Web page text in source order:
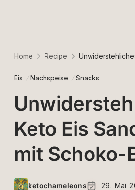
Home Recipe
Eis Nachspeise Snacks
Keto Eis
mit Schoko-
ketochameleons
29. Mai